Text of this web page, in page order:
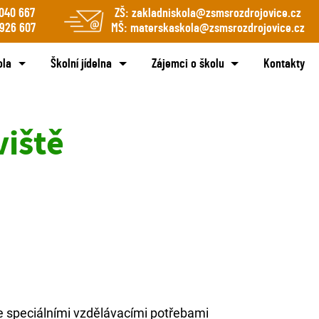
667
607
ZŠ: zakladniskola@zsmsrozdrojovice.cz
MŠ: materskaskola@zsmsrozdrojovice.cz
Školní jídelna Zájemci o školu Kontakty
speciálními vzdělávacími potřebami